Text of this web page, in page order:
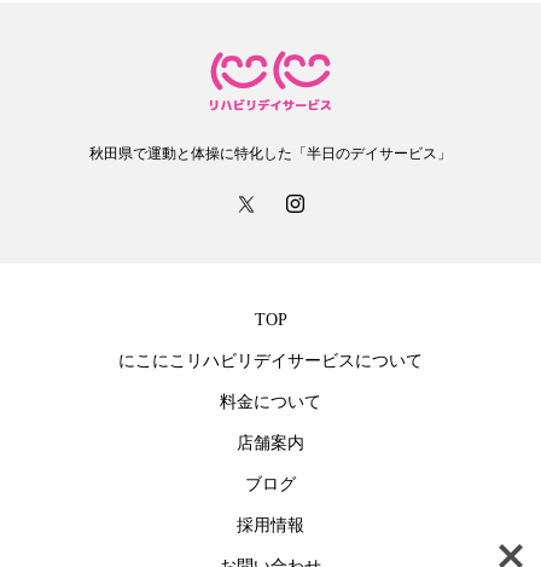
秋田県で運動と体操に特化した「半日のデイサービス」
TOP
にこにこリハビリデイサービスについて
料金について
店舗案内
ブログ
採用情報